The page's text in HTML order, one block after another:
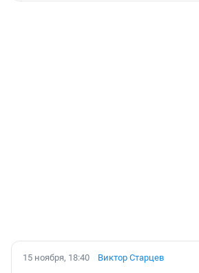
15 ноября, 18:40 Виктор Старцев